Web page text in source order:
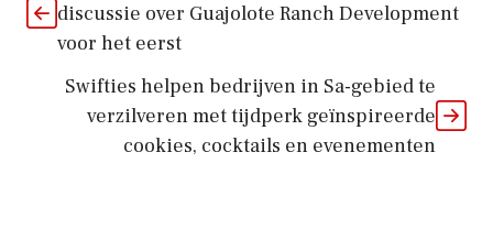
discussie over Guajolote Ranch Development
voor het eerst
Swifties helpen bedrijven in Sa-gebied te
verzilveren met tijdperk geïnspireerde
cookies, cocktails en evenementen